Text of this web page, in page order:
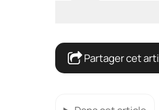
Partager cet